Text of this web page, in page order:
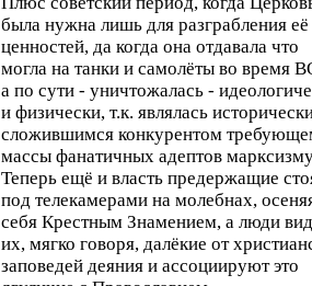
была нужна лишь для разграбления её
ценностей, да когда она отдавала что
могла на танки и самолёты во время
а по сути - уничтожалась -
и физически, т.к. являлась
сложившимся конкурентом
массы фанатичных адептов
Теперь ещё и власть предержащие
под телекамерами на молебнах,
себя Крестным Знамением, а люди
их, мягко говоря, далёкие от
заповедей деяния и ассоциируют это